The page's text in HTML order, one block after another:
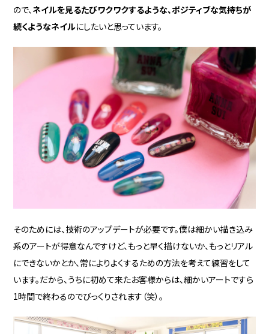
ので、ネイルを見るたびワクワクするような、ポジティブな気持ちが
続くようなネイルにしたいと思っています。
そのためには、技術のアップデートが必要です。僕は細かい描き込み
系のアートが得意なんですけど、もっと早く描けないか、もっとリアル
にできないかとか、常によりよくするための方法を考えて練習をして
います。だから、うちに初めて来たお客様からは、細かいアートですら
1時間で終わるのでびっくりされます（笑）。